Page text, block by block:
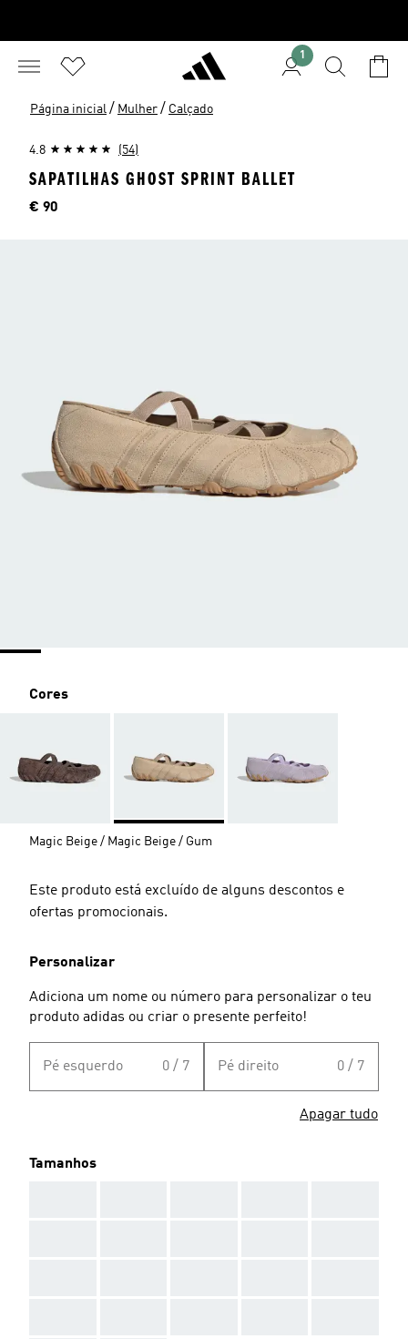
1
Página inicial / Mulher / Calçado
4.8 (54)
SAPATILHAS GHOST SPRINT BALLET
Preço
€ 90
Cores
Magic Beige / Magic Beige / Gum
Este produto está excluído de alguns descontos e
ofertas promocionais.
Personalizar
Adiciona um nome ou número para personalizar o teu
produto adidas ou criar o presente perfeito!
Pé esquerdo 0 / 7 Pé direito 0 / 7
Apagar tudo
Tamanhos